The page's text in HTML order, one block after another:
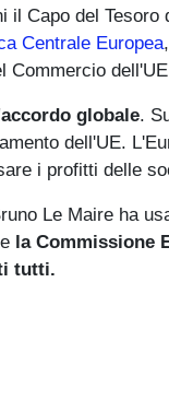
il Capo del Tesoro
Centrale Europea,
Commercio
globale.
dell'UE.
i profitti delle
Le Maire ha
la Commissione
tutti.